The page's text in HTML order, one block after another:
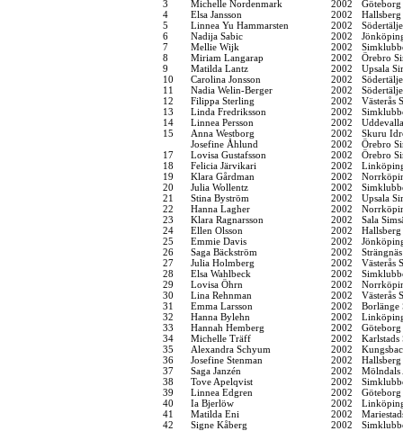
3
Michelle Nordenmark 2002
Göteborg
4
Elsa Jansson 2002
5
Linnea Yu Hammarsten 2002
6
Nadija Sabic 2002
7
Mellie Wijk 2002
8
Miriam Langarap 2002
Örebro
9
Matilda Lantz 2002
Upsala
10
Carolina Jonsson 2002
11
Nadia Welin-Berger 2002
12
Filippa Sterling 2002
Västerås
13
Linda Fredriksson 2002
14
Linnea Persson 2002
15
Anna Westborg 2002
Skuru
Josefine Åhlund
2002
Örebro
17
Lovisa Gustafsson 2002
Örebro
18
Felicia Järvikari 2002
19
Klara Gårdman 2002
20
Julia Wollentz 2002
21
Stina Byström 2002
Upsala
22
Hanna Lagher 2002
23
Klara Ragnarsson 2002
Sala
24
Ellen Olsson 2002
25
Emmie Davis 2002
26
Saga Bäckström 2002
27
Julia Holmberg 2002
Västerås
28
Elsa Wahlbeck 2002
29
Lovisa Öhrn 2002
30
Lina Rehnman 2002
Västerås
31
Emma Larsson 2002
Borlänge
32
Hanna Bylehn 2002
33
Hannah Hemberg 2002
Göteborg
34
Michelle Träff 2002
Karlstads
35
Alexandra Schyum 2002
36
Josefine Stenman 2002
37
Saga Janzén 2002
Mölndals
38
Tove Apelqvist 2002
39
Linnea Edgren 2002
Göteborg
40
Ia Bjerlöw 2002
41
Matilda Eni 2002
42
Signe Kåberg 2002